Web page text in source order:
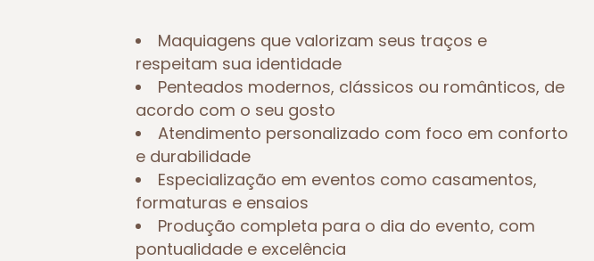
Maquiagens que valorizam seus traços e
respeitam sua identidade
Penteados modernos, clássicos ou românticos, de
acordo com o seu gosto
Atendimento personalizado com foco em conforto
e durabilidade
Especialização em eventos como casamentos,
formaturas e ensaios
Produção completa para o dia do evento, com
pontualidade e excelência